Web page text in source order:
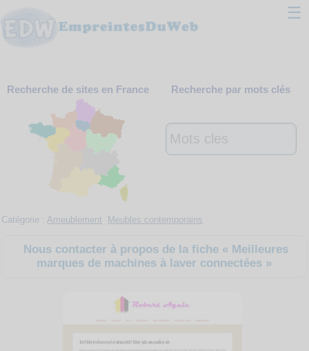
☰
Webmaster
Contact
Support
Recherche de sites en France Recherche par mots clés
Catégorie :Ameublement Meubles contemporains
Nous contacter à propos de la fiche « Meilleures
marques de machines à laver connectées »